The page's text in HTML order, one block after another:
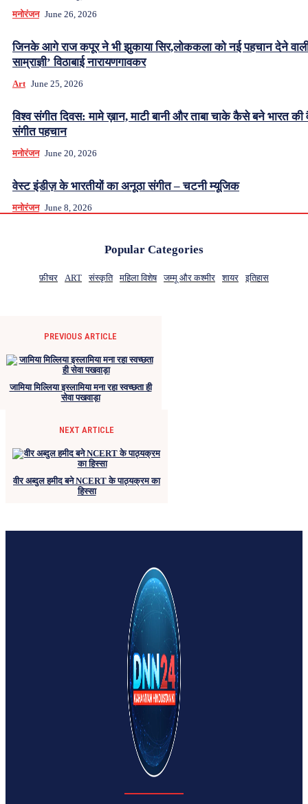
मनोरंजन June 26, 2026
जिनके आगे राज कपूर ने भी झुकाया सिर,लोककला को नई पहचान देने वाली
साम्राज्ञी’ विठाबाई नारायणगावकर
Art June 25, 2026
विश्व संगीत दिवस: मामे ख़ान, माटी बानी और ताबा चाके कैसे बने भारत की
संगीत पहचान
मनोरंजन June 20, 2026
वेस्ट इंडीज़ के भारतीयों का अनूठा संगीत – चटनी म्यूजिक
मनोरंजन June 8, 2026
Popular Categories
फ़ीचर ART संस्कृति महिला विशेष जम्मू और कश्मीर शायर इतिहास
PREVIOUS ARTICLE
जामिया मिल्लिया इस्लामिया मना रहा स्वच्छता ही
सेवा पखवाड़ा
NEXT ARTICLE
वीर अब्दुल हमीद बने NCERT के पाठ्यक्रम का
हिस्सा